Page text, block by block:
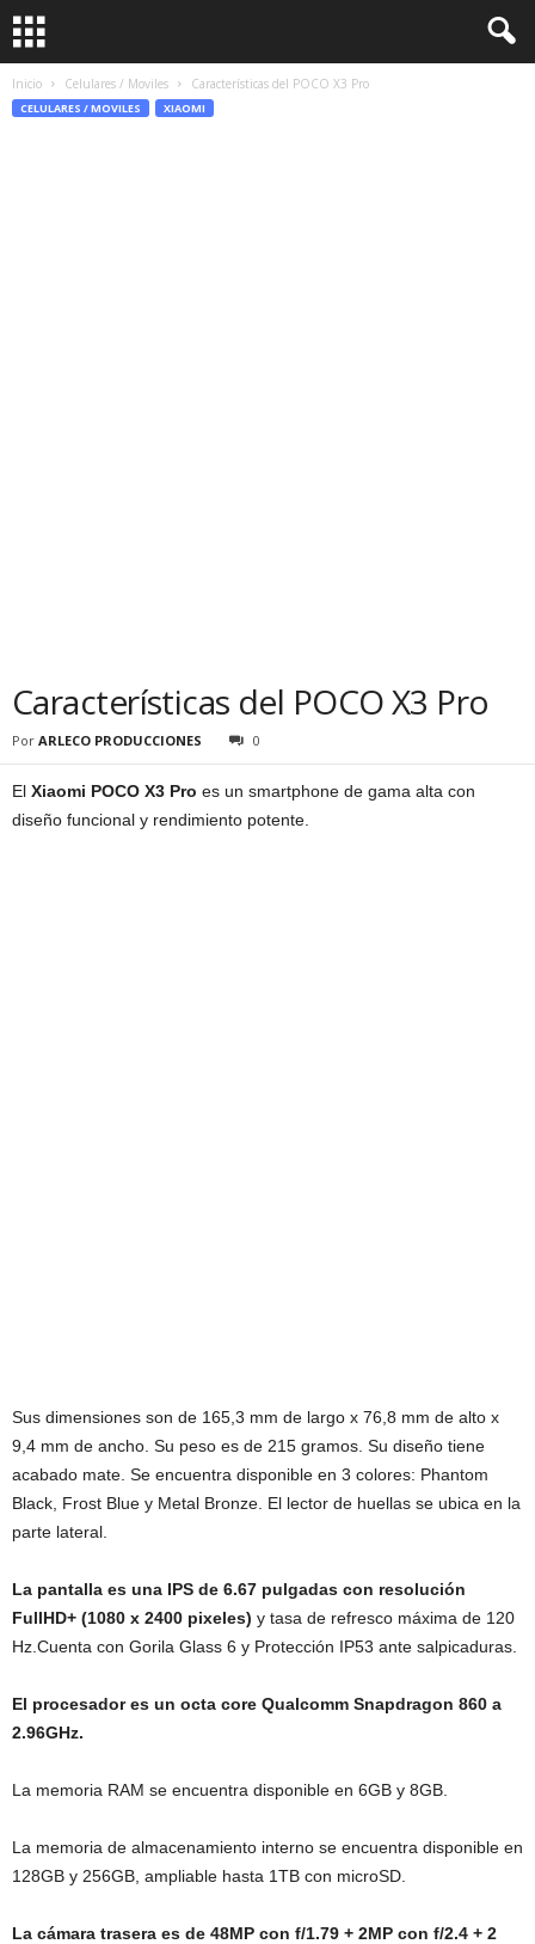
Inicio Celulares / Moviles Características del POCO X3 Pro
CELULARES / MOVILES XIAOMI
Características del POCO X3 Pro
Por ARLECO PRODUCCIONES 0
El Xiaomi POCO X3 Pro es un smartphone de gama alta con
diseño funcional y rendimiento potente.
Sus dimensiones son de 165,3 mm de largo x 76,8 mm de alto x
9,4 mm de ancho. Su peso es de 215 gramos. Su diseño tiene
acabado mate. Se encuentra disponible en 3 colores: Phantom
Black, Frost Blue y Metal Bronze. El lector de huellas se ubica en la
parte lateral.
La pantalla es una IPS de 6.67 pulgadas con resolución
FullHD+ (1080 x 2400 pixeles) y tasa de refresco máxima de 120
Hz.Cuenta con Gorila Glass 6 y Protección IP53 ante salpicaduras.
El procesador es un octa core Qualcomm Snapdragon 860 a
2.96GHz.
La memoria RAM se encuentra disponible en 6GB y 8GB.
La memoria de almacenamiento interno se encuentra disponible en
128GB y 256GB, ampliable hasta 1TB con microSD.
La cámara trasera es de 48MP con f/1.79 + 2MP con f/2.4 + 2